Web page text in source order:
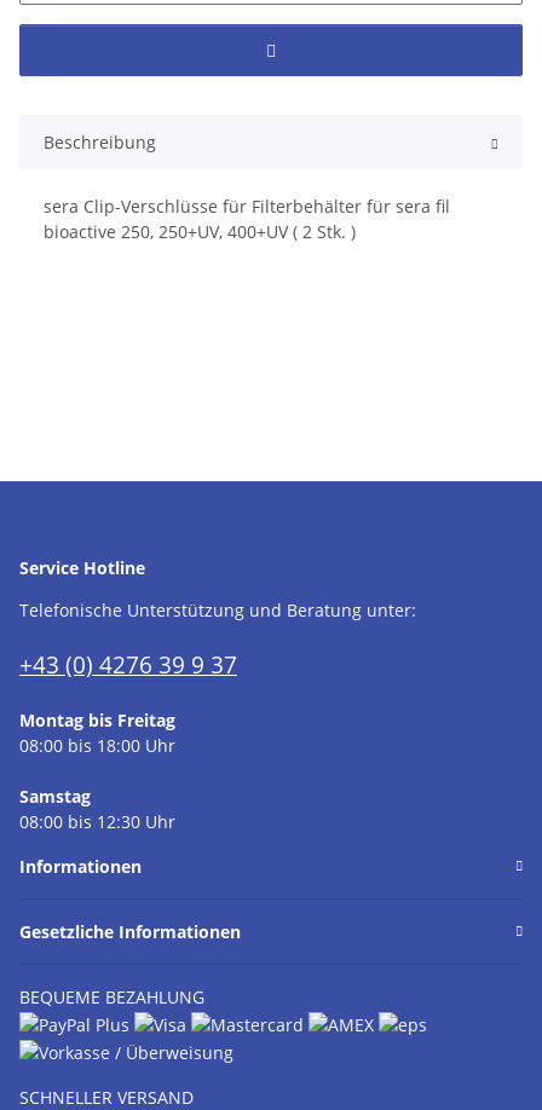
Beschreibung
sera Clip-Verschlüsse für Filterbehälter für sera fil
bioactive 250, 250+UV, 400+UV ( 2 Stk. )
Service Hotline
Telefonische Unterstützung und Beratung unter:
+43 (0) 4276 39 9 37
Montag bis Freitag
08:00 bis 18:00 Uhr
Samstag
08:00 bis 12:30 Uhr
Informationen
Gesetzliche Informationen
BEQUEME BEZAHLUNG
SCHNELLER VERSAND